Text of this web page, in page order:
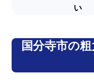
い
国分寺市の